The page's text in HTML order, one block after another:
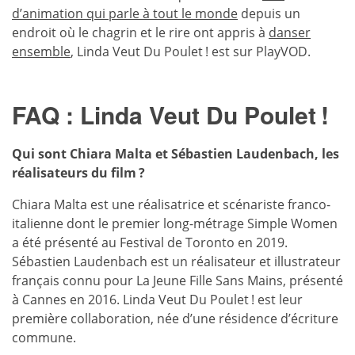
d’animation qui parle à tout le monde depuis un
endroit où le chagrin et le rire ont appris à danser
ensemble, Linda Veut Du Poulet ! est sur PlayVOD.
FAQ : Linda Veut Du Poulet !
Qui sont Chiara Malta et Sébastien Laudenbach, les
réalisateurs du film ?
Chiara Malta est une réalisatrice et scénariste franco-
italienne dont le premier long-métrage Simple Women
a été présenté au Festival de Toronto en 2019.
Sébastien Laudenbach est un réalisateur et illustrateur
français connu pour La Jeune Fille Sans Mains, présenté
à Cannes en 2016. Linda Veut Du Poulet ! est leur
première collaboration, née d’une résidence d’écriture
commune.